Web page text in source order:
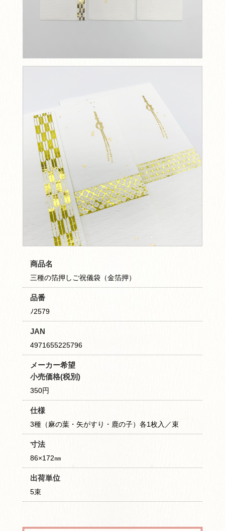
商品名
三種の箔押しご祝儀袋（金箔押）
品番
ﾉ2579
JAN
4971655225796
メーカー希望
小売価格(税別)
350円
仕様
3種（麻の葉・矢がすり・鹿の子）各1枚入／束
寸法
86×172㎜
出荷単位
5束